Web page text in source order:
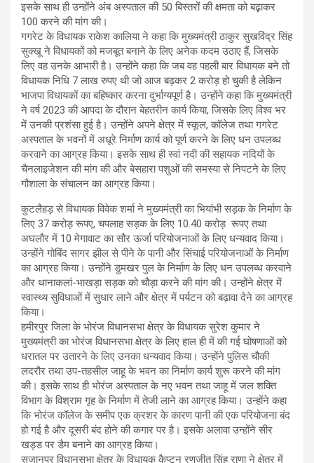
इसके साथ ही उन्होंने अंब अस्पताल की 50 बिस्तरों की क्षमता को बढ़़ाकर
100 करने की मांग की।
गगरेट के विधायक राकेश कालिया ने कहा कि मुख्यमंत्री ठाकुर सुखविंद्र सिंह
सुक्खू ने विधायकों को मजबूत बनाने के लिए अनेक कदम उठाए हैं, जिसके
लिए वह उनके आभारी है। उन्होंने कहा कि जब वह पहली बार विधायक बने तो
विधायक निधि 7 लाख रुपए थी जो आज बढ़कर 2 करोड़ हो चुकी है लेकिन
भाजपा विधायकों का बहिष्कार करना दुर्भाग्यपूर्ण है। उन्होंने कहा कि मुख्यमंत्री
ने वर्ष 2023 की आपदा के दौरान बेहतरीन कार्य किया, जिसके लिए विश्व भर
में उनकी प्रशंसा हुई है। उन्होंने अपने क्षेत्र में स्कूल, कॉलेज तथा गगरेट
अस्पताल के भवनों में अधूरे निर्माण कार्य को पूर्ण करने के लिए धन उपलब्ध
करवाने का आग्रह किया। इसके साथ ही स्वां नदी की सहायक नदियों के
चैनलाइजेशन की मांग की और बेसहारा पशुओं की समस्या से निपटने के लिए
गौशाला के संचालन का आग्रह किया।
कुटलैहड़ से विधायक विवेक शर्मा ने मुख्यमंत्री का भियांभी सड़क के निर्माण के
लिए 37 करोड़ रूपए, चपलाह सड़क के लिए 10.40 करोड़ रूपए तथा
अघलौर में 10 मेगावाट का सौर ऊर्जा परियोजनाओं के लिए धन्यवाद किया।
उन्होंने गोबिंद सागर झील से पीने के पानी और सिंचाई परियोजनाओं के निर्माण
का आग्रह किया। उन्होंने डुमखर पुल के निर्माण के लिए धन उपलब्ध करवाने
और थानाकलां-भाखड़ा सड़क को चौड़ा करने की मांग की। उन्होंने क्षेत्र में
स्वास्थ्य सुविधाओं में सुधार लाने और क्षेत्र में पर्यटन को बढ़ावा देने का आग्रह
किया।
हमीरपुर जिला के भोरंज विधानसभा क्षेत्र के विधायक सुरेश कुमार ने
मुख्यमंत्री का भोरंज विधानसभा क्षेत्र के लिए हाल ही में की गई घोषणाओं को
धरातल पर उतारने के लिए उनका धन्यवाद किया। उन्होंने पुलिस चौकी
लदरौर तथा उप-तहसील जाहू के भवन का निर्माण कार्य शुरू करने की मांग
की। इसके साथ ही भोरंज अस्पताल के नए भवन तथा जाहू में जल शक्ति
विभाग के विश्राम गृह के निर्माण में तेजी लाने का आग्रह किया। उन्होंने कहा
कि भोरंज कॉलेज के समीप एक क्रशर के कारण पानी की एक परियोजना बंद
हो गई है और दूसरी बंद होने की कगार पर है। इसके अलावा उन्होंने सीर
खड्ड पर डैम बनाने का आग्रह किया।
सुजानपुर विधानसभा क्षेत्र के विधायक कैप्टन रणजीत सिंह राणा ने क्षेत्र में